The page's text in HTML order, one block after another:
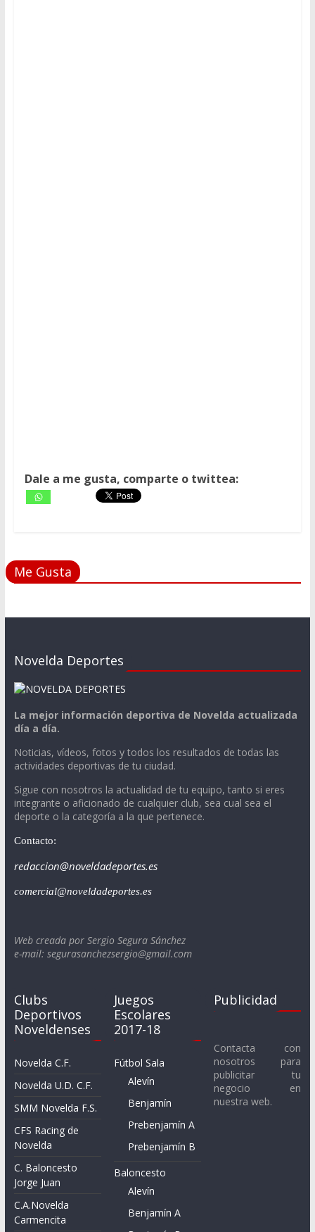
Dale a me gusta, comparte o twittea:
Me Gusta
Novelda Deportes
La mejor información deportiva de Novelda actualizada
día a día.
Noticias, vídeos, fotos y todos los resultados de todas las
actividades deportivas de tu ciudad.
Sigue con nosotros la actualidad de tu equipo, tanto si eres
integrante o aficionado de cualquier club, sea cual sea el
deporte o la categoría a la que pertenece.
Contacto:
redaccion@noveldadeportes.es
comercial@noveldadeportes.es
Web creada por Sergio Segura Sánchez
e-mail: segurasanchezsergio@gmail.com
Clubs
Deportivos
Noveldenses
Novelda C.F.
Novelda U.D. C.F.
SMM Novelda F.S.
CFS Racing de
Novelda
C. Baloncesto
Jorge Juan
C.A.Novelda
Carmencita
Juegos
Escolares
2017-18
Fútbol Sala
Alevín
Benjamín
Prebenjamín A
Prebenjamín B
Baloncesto
Alevín
Benjamín A
Publicidad
Contacta con
nosotros para
publicitar tu
negocio en
nuestra web.